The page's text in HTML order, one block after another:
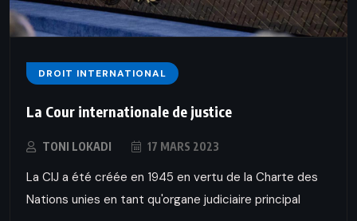
DROIT INTERNATIONAL
La Cour internationale de justice
TONI LOKADI 17 MARS 2023
La CIJ a été créée en 1945 en vertu de la Charte des
Nations unies en tant qu'organe judiciaire principal